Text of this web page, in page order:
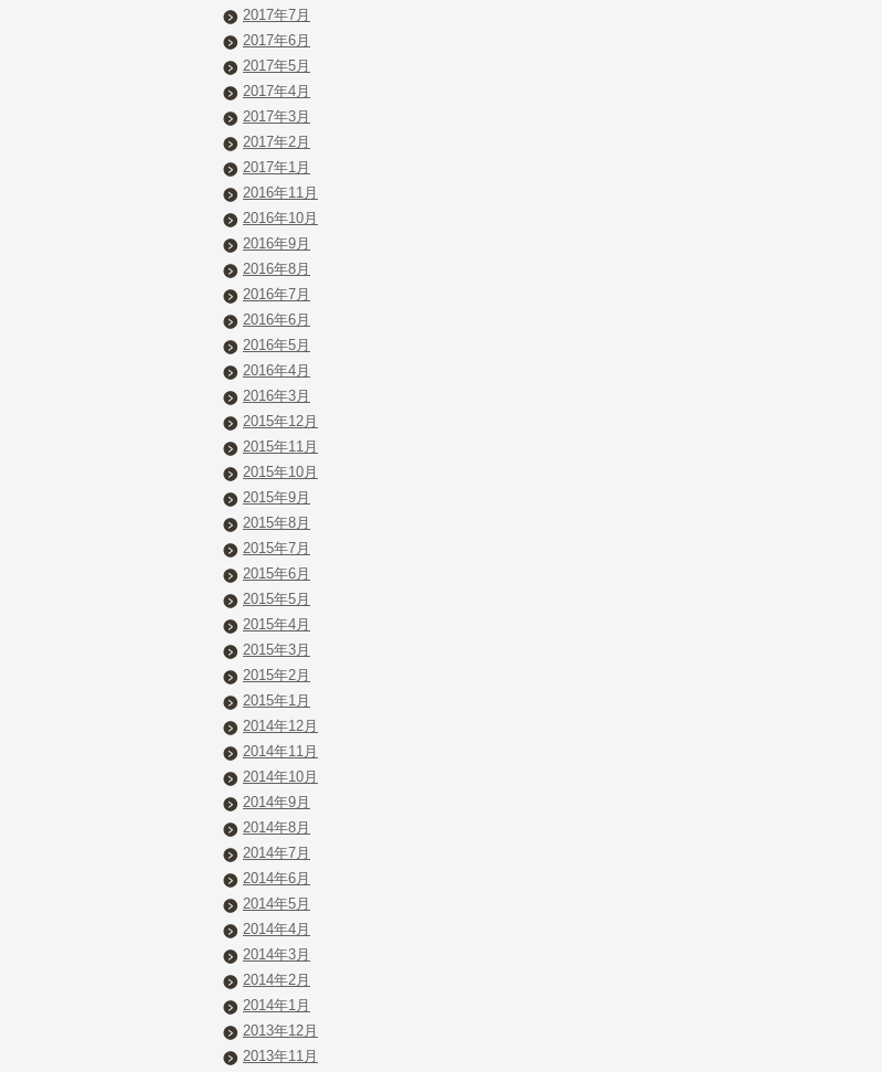
2017年7月
2017年6月
2017年5月
2017年4月
2017年3月
2017年2月
2017年1月
2016年11月
2016年10月
2016年9月
2016年8月
2016年7月
2016年6月
2016年5月
2016年4月
2016年3月
2015年12月
2015年11月
2015年10月
2015年9月
2015年8月
2015年7月
2015年6月
2015年5月
2015年4月
2015年3月
2015年2月
2015年1月
2014年12月
2014年11月
2014年10月
2014年9月
2014年8月
2014年7月
2014年6月
2014年5月
2014年4月
2014年3月
2014年2月
2014年1月
2013年12月
2013年11月